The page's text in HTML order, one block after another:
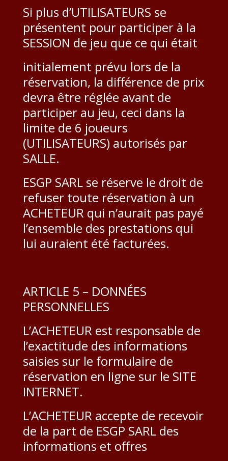
Si plus d’UTILISATEURS se
présentent pour participer à la
SESSION de jeu que ce qui était
initialement prévu lors de la
réservation, la différence de prix
devra être réglée avant de
participer au jeu, ceci dans la
limite de 6 joueurs
(UTILISATEURS) autorisés par
SALLE.
ESGP SARL se réserve le droit de
refuser toute réservation à un
ACHETEUR qui n’aurait pas payé
l’ensemble des prestations qui
lui auraient été facturées.
ARTICLE 5 – DONNÉES
PERSONNELLES
L’ACHETEUR est responsable de
l’exactitude des informations
saisies sur le formulaire de
réservation en ligne sur le SITE
INTERNET.
L’ACHETEUR accepte de recevoir
de la part de ESGP SARL des
informations et offres